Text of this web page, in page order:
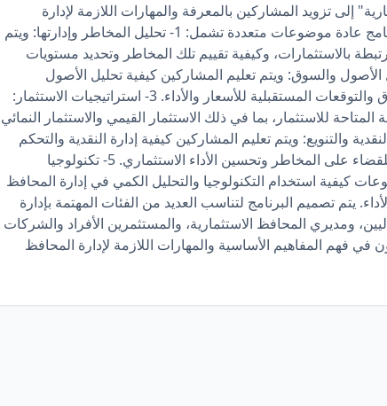
إلى تزويد المشاركين بالمعرفة والمهارات اللازمة لإدارة
محافظ الاستثمار بكفاءة وفعالية. ويتضمن البرنامج عادة موضوعات متعددة تشمل: 1- تحليل المخاطر وإدارتها: ويتم
بالاستثمارات، وكيفية تقييم تلك المخاطر وتحديد مستويات
للمحفظة الاستثمارية. 2- تحليل الأصول والسوق: ويتم تعليم المشاركين كيفية تحليل الأصول
المختلفة المتاحة للاستثمار، وكيفية تحليل السوق والتوقعات المستقبلية للأسعار والأداء. 3- استراتيجيات الاستثمار:
للاستثمار، بما في ذلك الاستثمار القيمي والاستثمار النمائي
والاستثمار السلبي. 4- إدارة النقدية والتنويع: ويتم تعليم المشاركين كيفية إدارة النقدية والتحكم
في السيولة، وكيفية التنويع بين أصول مختلفة للقضاء على المخاطر وتحسين الأداء الاستثماري. 5- تكنولوجيا
كيفية استخدام التكنولوجيا والتحليل الكمي في إدارة المحافظ
يتم تصميم البرنامج لتناسب العديد من الفئات المهتمة بإدارة
ومديري المحافظ الاستثمارية، والمستثمرين الأفراد والشركات
في فهم المفاهيم الأساسية والمهارات اللازمة لإدارة المحافظ